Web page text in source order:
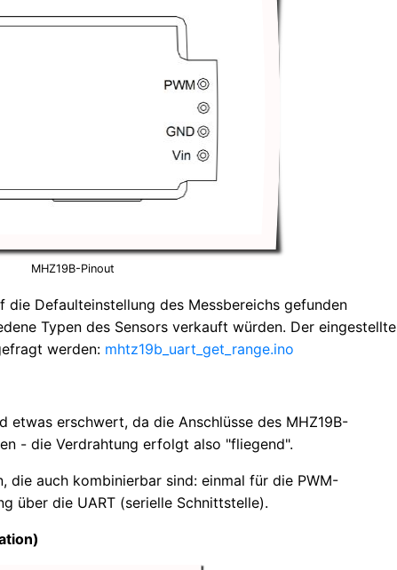
MHZ19B-Pinout
Defaulteinstellung des Messbereichs gefunden
Typen des Sensors verkauft würden. Der eingestellte
werden: mhtz19b_uart_get_range.ino
etwas erschwert, da die Anschlüsse des MHZ19B-
- die Verdrahtung erfolgt also "fliegend".
die auch kombinierbar sind: einmal für die PWM-
über die UART (serielle Schnittstelle).